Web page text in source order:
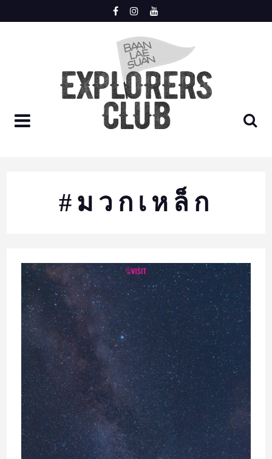
VISIT
MAKE
CLUB’S CHOICE
SOLO EXHIBITION
ABOUT US
#มวกเหล็ก